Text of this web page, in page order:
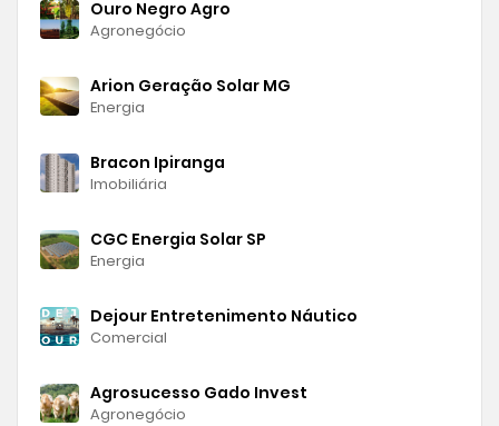
Ouro Negro Agro
Agronegócio
Arion Geração Solar MG
Energia
Bracon Ipiranga
Imobiliária
CGC Energia Solar SP
Energia
Dejour Entretenimento Náutico
Comercial
Agrosucesso Gado Invest
Agronegócio